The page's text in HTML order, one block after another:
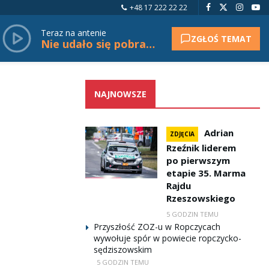
+48 17 222 22 22
Teraz na antenie
Nie udało się pobrać tytułu. ZGŁOŚ TEMAT
NAJNOWSZE
ZDJĘCIA
Adrian
Rzeźnik liderem
po pierwszym
etapie 35. Marma
Rajdu
Rzeszowskiego
5 GODZIN TEMU
Przyszłość ZOZ-u w Ropczycach
wywołuje spór w powiecie ropczycko-
sędziszowskim
5 GODZIN TEMU